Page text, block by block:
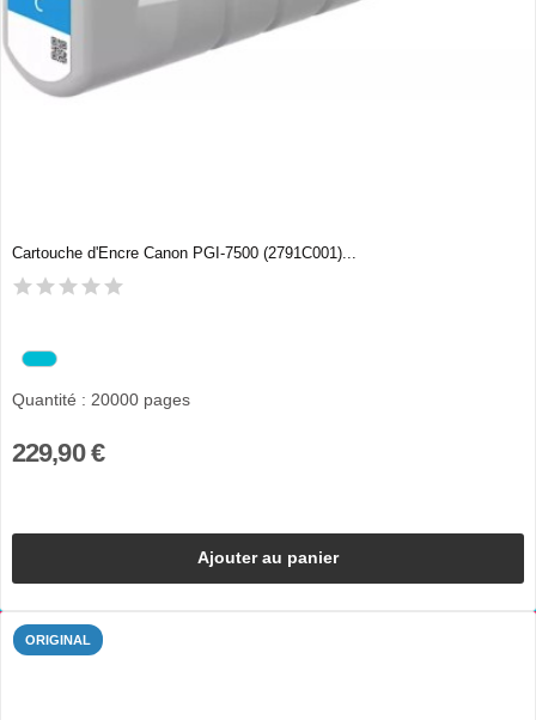
Cartouche d'Encre Canon PGI-7500 (2791C001)...
Quantité : 20000 pages
229,90 €
Ajouter au panier
ORIGINAL